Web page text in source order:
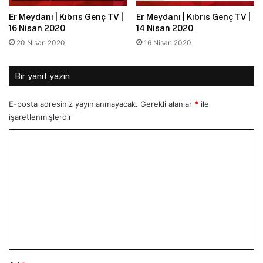
Er Meydanı | Kıbrıs Genç TV |
16 Nisan 2020
20 Nisan 2020
Er Meydanı | Kıbrıs Genç TV |
14 Nisan 2020
16 Nisan 2020
Bir yanıt yazın
E-posta adresiniz yayınlanmayacak. Gerekli alanlar * ile
işaretlenmişlerdir